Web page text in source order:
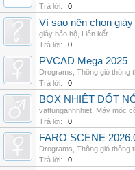
Trả lời:
0
Vì sao nên chọn
giày bảo hộ Liên kết
Trả lời:
0
PVCAD Mega 2025
Drograms Thông gió thông
Trả lời:
0
BOX NHIỆT ĐỐT
vattunganhnhiet Máy móc
Trả lời:
0
FARO SCENE
Drograms Thông gió thông
Trả lời:
0